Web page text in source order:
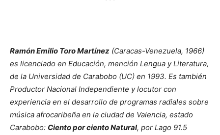
Ramón Emilio Toro Martínez (Caracas-Venezuela, 1966)
es licenciado en Educación, mención Lengua y Literatura,
de la Universidad de Carabobo (UC) en 1993. Es también
Productor Nacional Independiente y locutor con
experiencia en el desarrollo de programas radiales sobre
música afrocaribeña en la ciudad de Valencia, estado
Carabobo: Ciento por ciento Natural, por Lago 91.5